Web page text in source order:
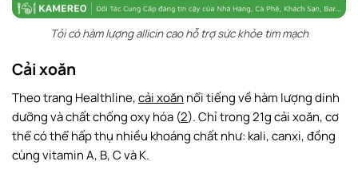
Tỏi có hàm lượng allicin cao hỗ trợ sức khỏe tim mạch
Cải xoăn
Theo trang Healthline,cải xoăn nổi tiếng về hàm lượng dinh
dưỡng và chất chống oxy hóa (2). Chỉ trong 21g cải xoăn, cơ
thể có thể hấp thụ nhiều khoáng chất như: kali, canxi, đồng
cùng vitamin A, B, C và K.